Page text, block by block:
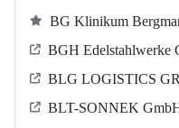
BG Klinikum
BGH Edelstahlwerke
BLG LOGISTICS
BLT-SONNEK